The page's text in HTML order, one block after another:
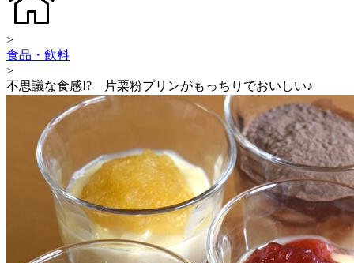
>
食品・飲料
>
不思議な食感!? 片栗粉プリンがもっちりでおいしい♪